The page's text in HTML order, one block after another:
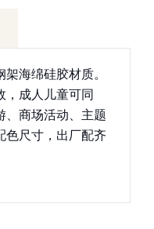
海绵硅胶材质。
，成人儿童可同
、商场活动、主题
色尺寸，出厂配齐